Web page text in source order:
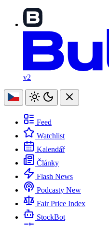
v2
Feed
Watchlist
Kalendář
Články
Flash News
Podcasty New
Fair Price Index
StockBot